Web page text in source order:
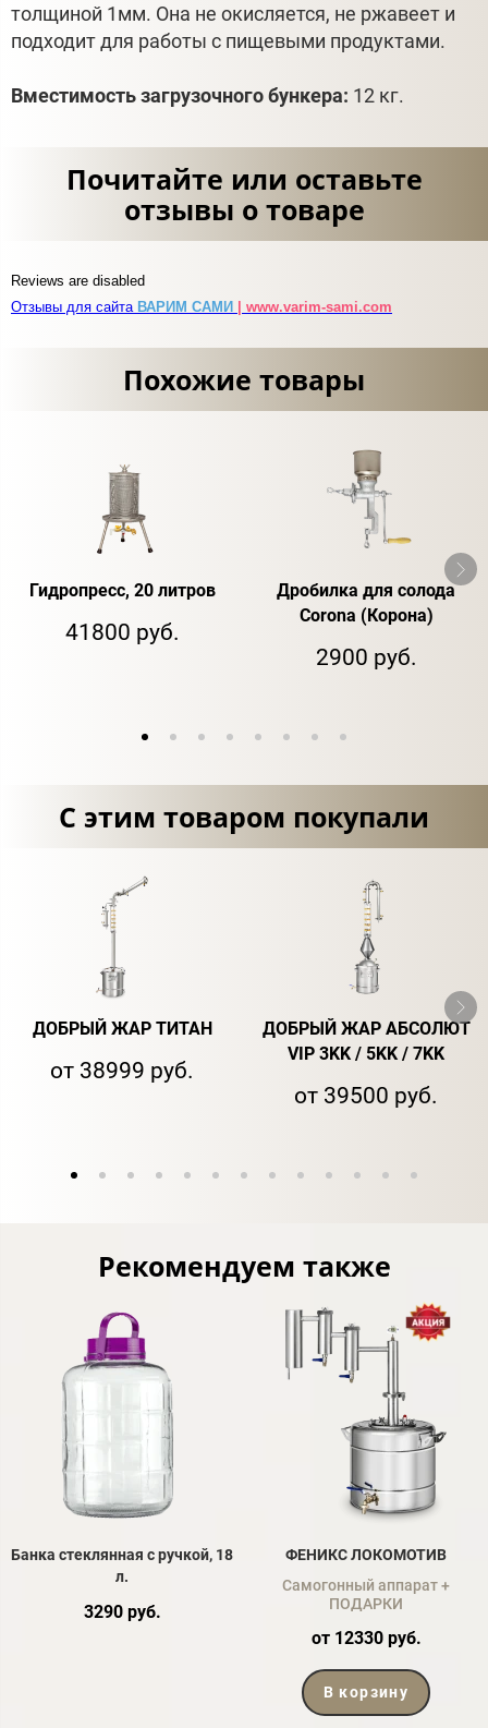
толщиной 1мм. Она не окисляется, не ржавеет и
подходит для работы с пищевыми продуктами.
Вместимость загрузочного бункера: 12 кг.
Почитайте или оставьте
отзывы о товаре
Reviews are disabled
Отзывы для сайта ВАРИМ САМИ | www.varim-sami.com
Похожие товары
Гидропресс, 20 литров
41800 руб.
Дробилка для солода
Corona (Корона)
2900 руб.
С этим товаром покупали
ДОБРЫЙ ЖАР ТИТАН
от 38999 руб.
ДОБРЫЙ ЖАР АБСОЛЮТ
VIP 3KK / 5KK / 7KK
от 39500 руб.
Рекомендуем также
Банка стеклянная с ручкой, 18
л.
3290 руб.
ФЕНИКС ЛОКОМОТИВ
Самогонный аппарат +
ПОДАРКИ
от 12330 руб.
В корзину